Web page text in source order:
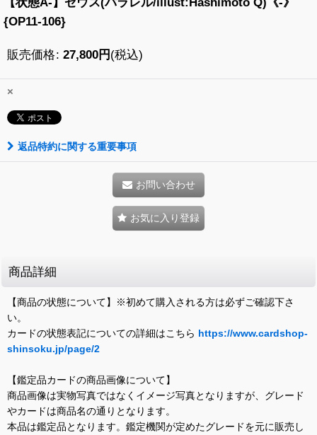
{OP11-106}
販売価格: 27,800円 (税込)
×
返品特約に関する重要事項
お問い合わせ
お気に入り登録
商品詳細
【商品の状態について】※初めて購入される方は必ずご確認下さ
い。
カードの状態表記についての詳細はこちら https://www.cardshop-
shinsoku.jp/page/2
【鑑定品カードの商品画像について】
商品画像は実物写真ではなくイメージ写真となりますが、グレード
やカードは商品名の通りとなります。
本品は鑑定品となります。鑑定機関が定めたグレードを元に販売し